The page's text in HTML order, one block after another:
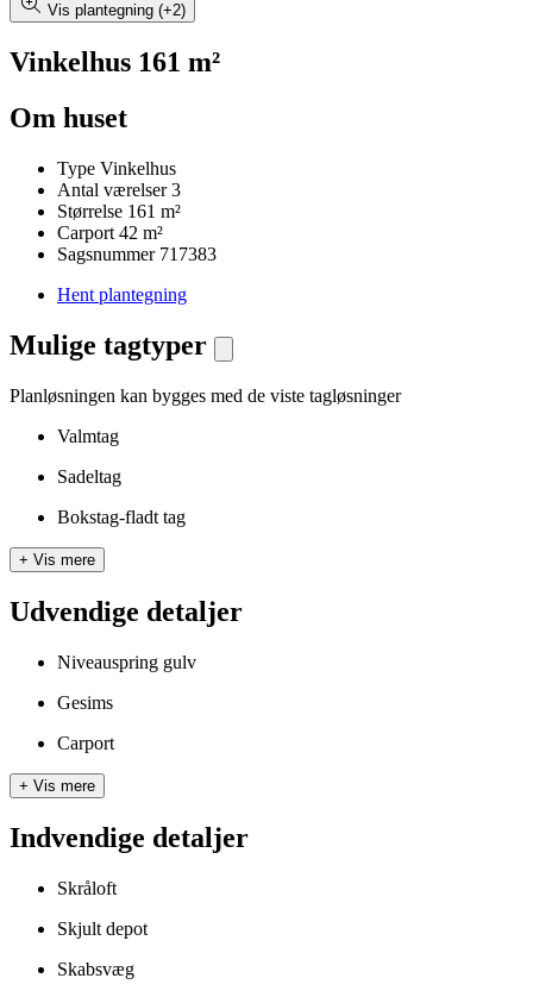
Vis plantegning (+2)
Vinkelhus 161 m²
Om huset
Type Vinkelhus
Antal værelser 3
Størrelse 161 m²
Carport 42 m²
Sagsnummer 717383
Hent plantegning
Mulige tagtyper
Planløsningen kan bygges med de viste tagløsninger
Valmtag
Sadeltag
Bokstag-fladt tag
+ Vis mere
Udvendige detaljer
Niveauspring gulv
Gesims
Carport
+ Vis mere
Indvendige detaljer
Skråloft
Skjult depot
Skabsvæg